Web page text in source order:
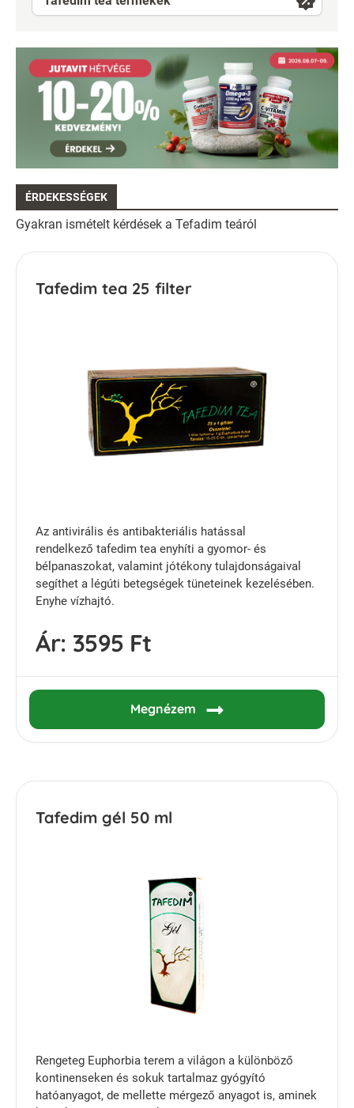
ÉRDEKESSÉGEK
Gyakran ismételt kérdések a Tefadim teáról
Tafedim tea 25 filter
Az antivirális és antibakteriális hatással
rendelkező tafedim tea enyhíti a gyomor- és
bélpanaszokat, valamint jótékony tulajdonságaival
segíthet a légúti betegségek tüneteinek kezelésében.
Enyhe vízhajtó.
Ár: 3595 Ft
Megnézem
Tafedim gél 50 ml
Rengeteg Euphorbia terem a világon a különböző
kontinenseken és sokuk tartalmaz gyógyító
hatóanyagot, de mellette mérgező anyagot is, aminek